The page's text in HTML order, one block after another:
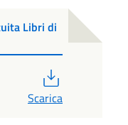
Libri di
Scarica